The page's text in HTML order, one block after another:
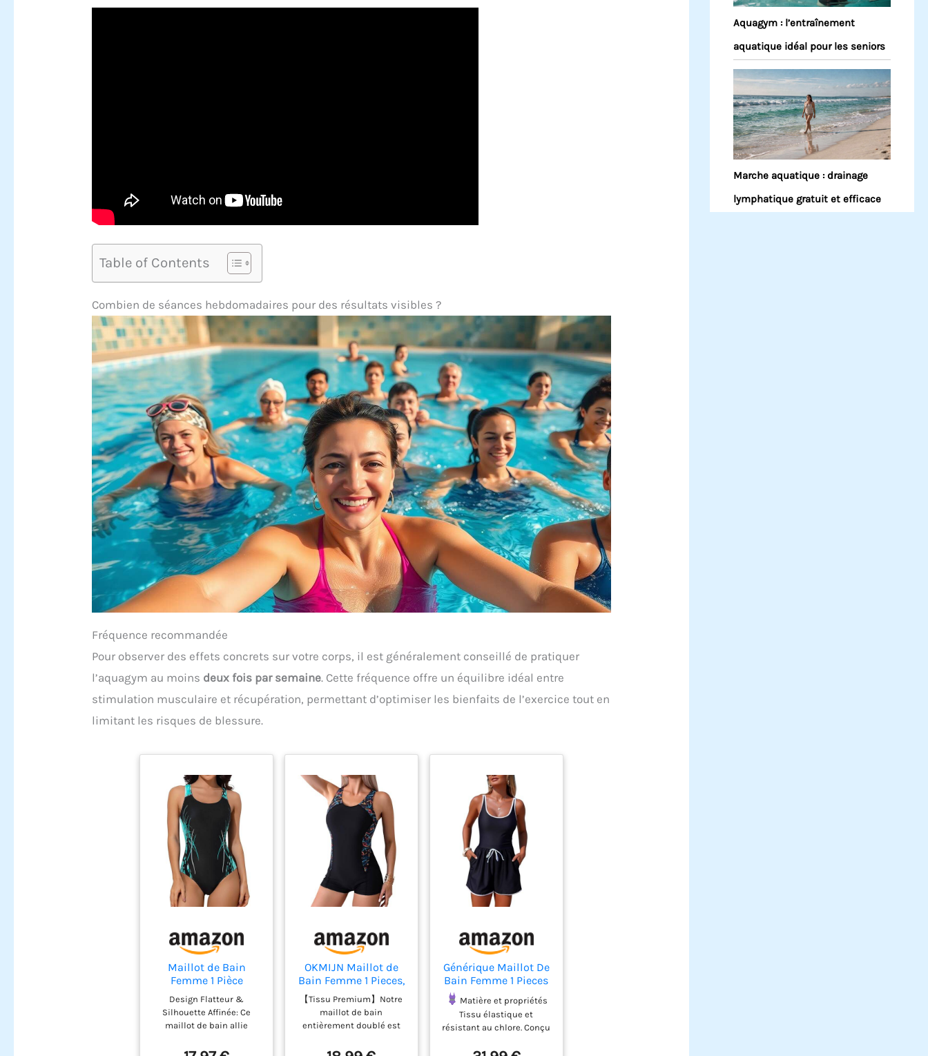
Table of Contents
Combien de séances hebdomadaires pour des résultats visibles ?
Fréquence recommandée
Pour observer des effets concrets sur votre corps, il est généralement conseillé de pratiquer
l’aquagym au moins deux fois par semaine. Cette fréquence offre un équilibre idéal entre
stimulation musculaire et récupération, permettant d’optimiser les bienfaits de l’exercice tout en
limitant les risques de blessure.
Maillot de Bain
Femme 1 Pièce
Sportive Gainant
Push Up Ventre Plat
Bretelles Épaisses
Soutien Optimal
Design Flatteur &
Silhouette Affinée: Ce
maillot de bain allie
grâce à des détails
OKMIJN Maillot de
Bain Femme 1 Pieces,
Maillot de Bain
Femme, Contrôle du
Ventre, Séchage
Rapide, Maillot de
【Tissu Premium】Notre
maillot de bain
entièrement doublé est
respirant et à séchage
Générique Maillot De
Bain Femme 1 Pieces
Gainant Monokini
Push Up Sport
Swimsuit Hawaienne
Gainant Ventre
Matière et propriétés
Tissu élastique et
résistant au chlore. Conçu
et garder sa forme.
Aquagym : l’entraînement
aquatique idéal pour les seniors
Marche aquatique : drainage
lymphatique gratuit et efficace